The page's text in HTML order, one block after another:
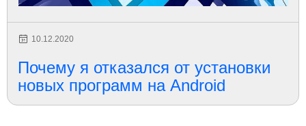
10.12.2020
Почему я отказался от установки
новых программ на Android